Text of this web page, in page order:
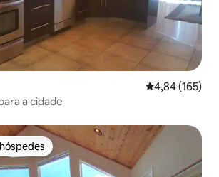
4,84 de uma
4,84 (165)
a cidade
preferidos dos hóspedes